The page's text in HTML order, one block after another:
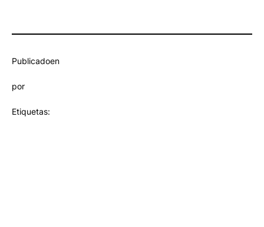
Publicadoen
por
Etiquetas: